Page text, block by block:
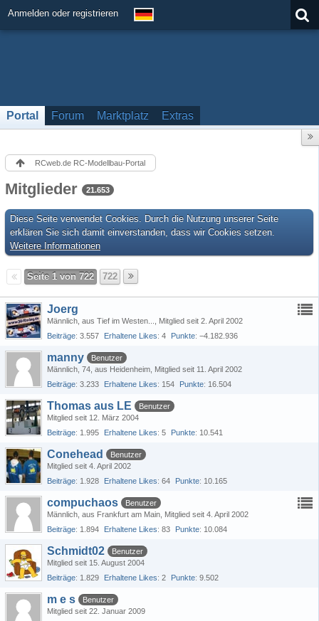
Anmelden oder registrieren
Portal Forum Marktplatz Extras
RCweb.de RC-Modellbau-Portal
Mitglieder 21.653
Diese Seite verwendet Cookies. Durch die Nutzung unserer Seite
erklären Sie sich damit einverstanden, dass wir Cookies setzen.
Weitere Informationen
Seite 1 von 722 722
Joerg
Männlich aus Tief im Westen...
Mitglied seit 2. April 2002
Beiträge 3.557 Erhaltene Likes 4 Punkte −4.182.936
manny
Benutzer
Männlich 74 aus Heidenheim Mitglied seit 11. April 2002
Beiträge 3.233 Erhaltene Likes 154 Punkte 16.504
Thomas aus LE
Benutzer
Mitglied seit 12. März 2004
Beiträge 1.995 Erhaltene Likes 5 Punkte 10.541
Conehead
Benutzer
Mitglied seit 4. April 2002
Beiträge 1.928 Erhaltene Likes 64 Punkte 10.165
compuchaos
Benutzer
Männlich aus Frankfurt am Main Mitglied seit 4. April 2002
Beiträge 1.894 Erhaltene Likes 83 Punkte 10.084
Schmidt02
Benutzer
Mitglied seit 15. August 2004
Beiträge 1.829 Erhaltene Likes 2 Punkte 9.502
m e s
Benutzer
Mitglied seit 22. Januar 2009